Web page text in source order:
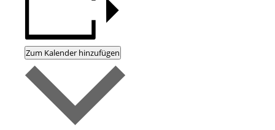
Zum Kalender hinzufügen